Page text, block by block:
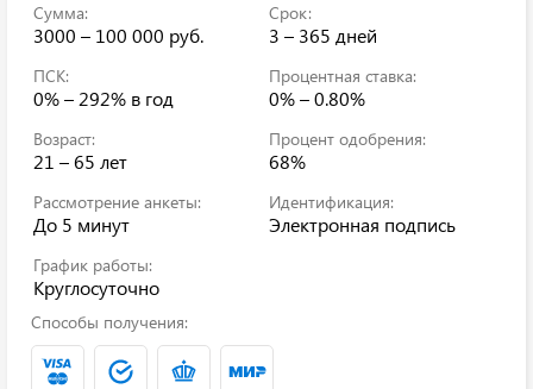
Сумма:
3000 – 100 000 руб.
Срок:
3 – 365 дней
ПСК:
0% – 292% в год
Процентная ставка:
0% – 0.80%
Возраст:
21 – 65 лет
Процент одобрения:
68%
Рассмотрение анкеты:
До 5 минут
Идентификация:
Электронная подпись
График работы:
Круглосуточно
Способы получения: